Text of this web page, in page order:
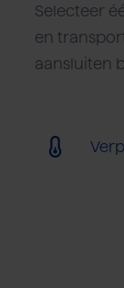
Selecteer
en
aansluiten